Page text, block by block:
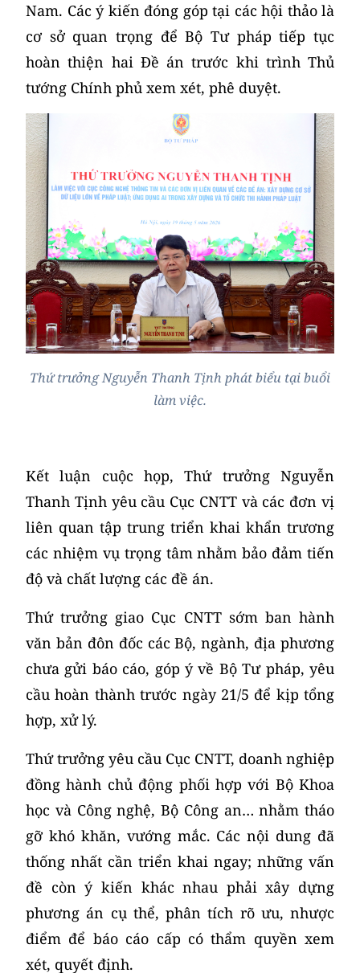
Nam. Các ý kiến đóng góp tại các hội thảo là
cơ sở quan trọng để Bộ Tư pháp tiếp tục
hoàn thiện hai Đề án trước khi trình Thủ
tướng Chính phủ xem xét, phê duyệt.
Thứ trưởng Nguyễn Thanh Tịnh phát biểu tại buổi
làm việc.
Kết luận cuộc họp, Thứ trưởng Nguyễn
Thanh Tịnh yêu cầu Cục CNTT và các đơn vị
liên quan tập trung triển khai khẩn trương
các nhiệm vụ trọng tâm nhằm bảo đảm tiến
độ và chất lượng các đề án.
Thứ trưởng giao Cục CNTT sớm ban hành
văn bản đôn đốc các Bộ, ngành, địa phương
chưa gửi báo cáo, góp ý về Bộ Tư pháp, yêu
cầu hoàn thành trước ngày 21/5 để kịp tổng
hợp, xử lý.
Thứ trưởng yêu cầu Cục CNTT, doanh nghiệp
đồng hành chủ động phối hợp với Bộ Khoa
học và Công nghệ, Bộ Công an… nhằm tháo
gỡ khó khăn, vướng mắc. Các nội dung đã
thống nhất cần triển khai ngay; những vấn
đề còn ý kiến khác nhau phải xây dựng
phương án cụ thể, phân tích rõ ưu, nhược
điểm để báo cáo cấp có thẩm quyền xem
xét, quyết định.